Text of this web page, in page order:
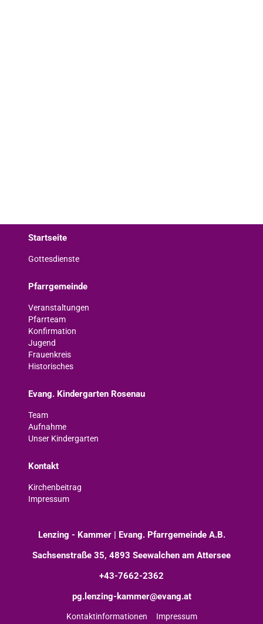
Startseite
Gottesdienste
Pfarrgemeinde
Veranstaltungen
Pfarrteam
Konfirmation
Jugend
Frauenkreis
Historisches
Evang. Kindergarten Rosenau
Team
Aufnahme
Unser Kindergarten
Kontakt
Kirchenbeitrag
Impressum
Lenzing - Kammer | Evang. Pfarrgemeinde A.B.
Sachsenstraße 35, 4893 Seewalchen am Attersee
+43-7662-2362
pg.lenzing-kammer@evang.at
Kontaktinformationen Impressum